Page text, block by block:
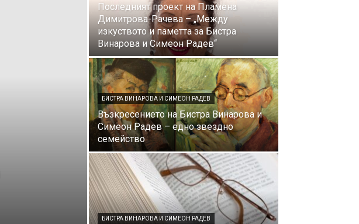
Последният проект на Пламена
Димитрова-Рачева – „Между
изкуството и паметта за Бистра
Винарова и Симеон Радев“
БИСТРА ВИНАРОВА И СИМЕОН РАДЕВ
Възкресението на Бистра Винарова и
Симеон Радев – едно звездно
семейство
БИСТРА ВИНАРОВА И СИМЕОН РАДЕВ